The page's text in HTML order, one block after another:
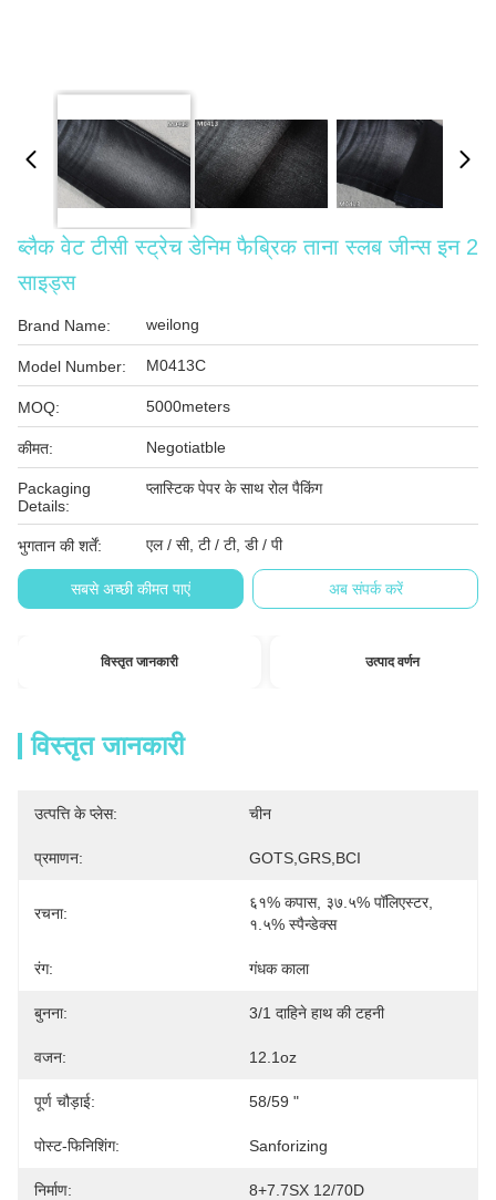
ब्लैक वेट टीसी स्ट्रेच डेनिम फैब्रिक ताना स्लब जीन्स इन 2
साइड्स
Brand Name: weilong
Model Number: M0413C
MOQ: 5000meters
कीमत: Negotiatble
Packaging
Details:
प्लास्टिक पेपर के साथ रोल पैकिंग
भुगतान की शर्तें: एल / सी, टी / टी, डी / पी
सबसे अच्छी कीमत पाएं अब संपर्क करें
विस्तृत जानकारी उत्पाद वर्णन
विस्तृत जानकारी
उत्पत्ति के प्लेस: चीन
प्रमाणन: GOTS,GRS,BCI
रचना:
६१% कपास, ३७.५% पॉलिएस्टर,
१.५% स्पैन्डेक्स
रंग: गंधक काला
बुनना: 3/1 दाहिने हाथ की टहनी
वजन: 12.1oz
पूर्ण चौड़ाई: 58/59 "
पोस्ट-फिनिशिंग: Sanforizing
निर्माण: 8+7.7SX 12/70D